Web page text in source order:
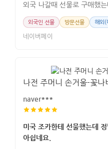
외국 나갈때 선물로 구매했
외국인 선물 방문선물 해외(
네이버페이
나전 주머니 손거울-꽃나
naver***
미국 조카한테 선물했는데
아쉽네요.